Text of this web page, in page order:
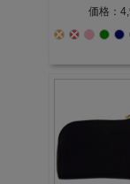
価格：